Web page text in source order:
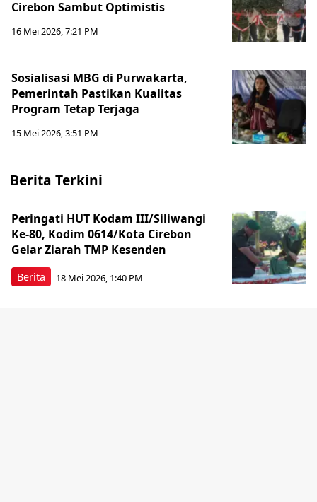
Cirebon Sambut Optimistis
16 Mei 2026, 7:21 PM
Sosialisasi MBG di Purwakarta,
Pemerintah Pastikan Kualitas
Program Tetap Terjaga
15 Mei 2026, 3:51 PM
Berita Terkini
Berita
Peringati HUT Kodam III/Siliwangi
Ke-80, Kodim 0614/Kota Cirebon
Gelar Ziarah TMP Kesenden
18 Mei 2026, 1:40 PM